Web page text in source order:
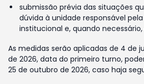
submissão prévia das situações
dúvida à unidade responsável
institucional e, quando
As medidas serão aplicadas de 4 de
de 2026, data do primeiro turno,
25 de outubro de 2026, caso haja